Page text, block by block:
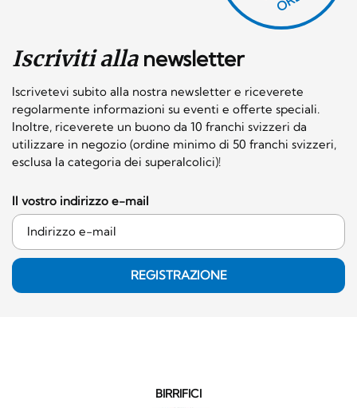
Iscriviti allanewsletter
Iscrivetevi subito alla nostra newsletter e riceverete
regolarmente informazioni su eventi e offerte speciali.
Inoltre, riceverete un buono da 10 franchi svizzeri da
utilizzare in negozio (ordine minimo di 50 franchi svizzeri,
esclusa la categoria dei superalcolici)!
Il vostro indirizzo e-mail
REGISTRAZIONE
BIRRIFICI